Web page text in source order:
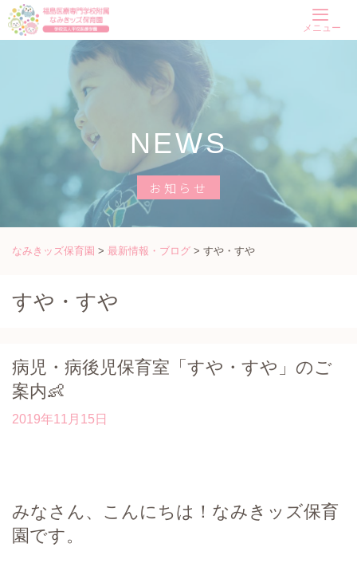
Skip
メニュー
NEWS
お知らせ
なみきッズ保育園 > 最新情報・ブログ > すや・すや
すや・すや
病児・病後児保育室「すや・すや」のご
案内👶
2019年11月15日
みなさん、こんにちは！なみきッズ保育
園です。